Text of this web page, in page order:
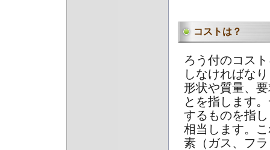
コストは？
ろう付のコス
しなければな
形状や質量、
とを指します
するものを指
相当します。
素（ガス、フ